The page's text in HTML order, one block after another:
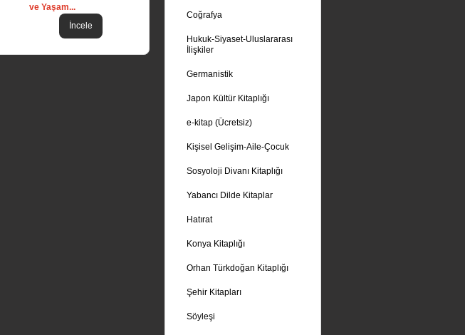
Coğrafya
Hukuk-Siyaset-Uluslararası
İlişkiler
Germanistik
Japon Kültür Kitaplığı
e-kitap (Ücretsiz)
Kişisel Gelişim-Aile-Çocuk
Sosyoloji Divanı Kitaplığı
Yabancı Dilde Kitaplar
Hatırat
Konya Kitaplığı
Orhan Türkdoğan Kitaplığı
Şehir Kitapları
Söyleşi
ve Yaşam...
İncele